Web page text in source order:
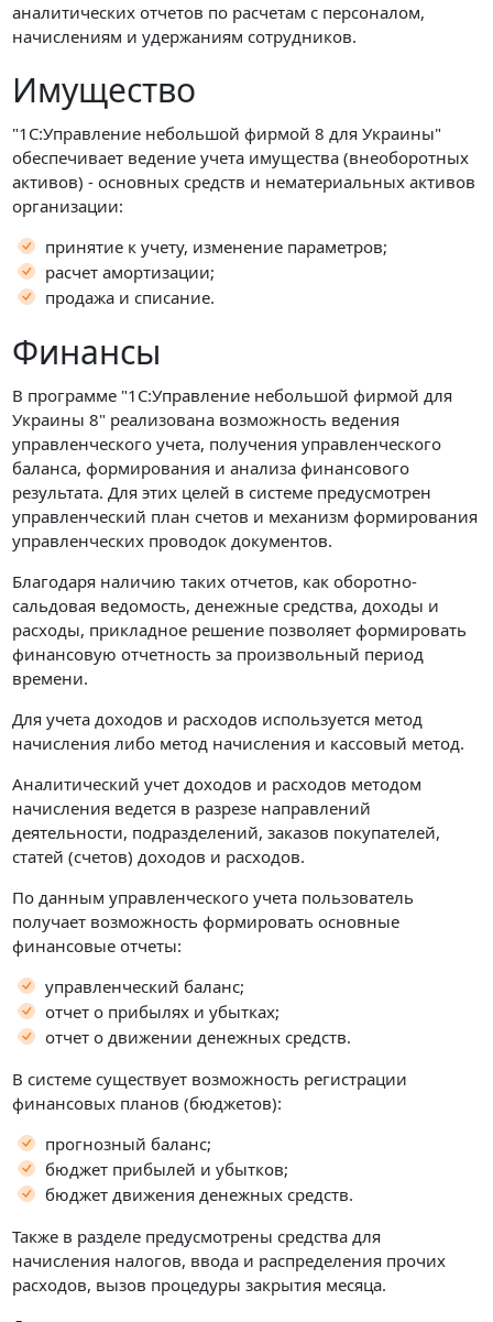
аналитических отчетов по расчетам с персоналом,
начислениям и удержаниям сотрудников.
Имущество
"1С:Управление небольшой фирмой 8 для Украины"
обеспечивает ведение учета имущества (внеоборотных
активов) - основных средств и нематериальных активов
организации:
принятие к учету, изменение параметров;
расчет амортизации;
продажа и списание.
Финансы
В программе "1С:Управление небольшой фирмой для
Украины 8" реализована возможность ведения
управленческого учета, получения управленческого
баланса, формирования и анализа финансового
результата. Для этих целей в системе предусмотрен
управленческий план счетов и механизм формирования
управленческих проводок документов.
Благодаря наличию таких отчетов, как оборотно-
сальдовая ведомость, денежные средства, доходы и
расходы, прикладное решение позволяет формировать
финансовую отчетность за произвольный период
времени.
Для учета доходов и расходов используется метод
начисления либо метод начисления и кассовый метод.
Аналитический учет доходов и расходов методом
начисления ведется в разрезе направлений
деятельности, подразделений, заказов покупателей,
статей (счетов) доходов и расходов.
По данным управленческого учета пользователь
получает возможность формировать основные
финансовые отчеты:
управленческий баланс;
отчет о прибылях и убытках;
отчет о движении денежных средств.
В системе существует возможность регистрации
финансовых планов (бюджетов):
прогнозный баланс;
бюджет прибылей и убытков;
бюджет движения денежных средств.
Также в разделе предусмотрены средства для
начисления налогов, ввода и распределения прочих
расходов, вызов процедуры закрытия месяца.